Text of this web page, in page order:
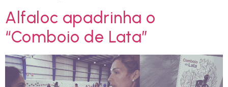
Alfaloc apadrinha o
“Comboio de Lata”